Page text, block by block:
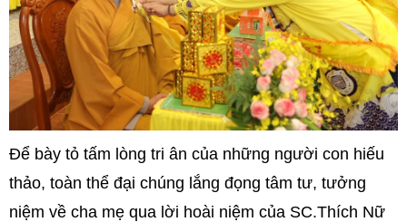
Để bày tỏ tấm lòng tri ân của những người con hiếu
thảo, toàn thể đại chúng lắng đọng tâm tư, tưởng
niệm về cha mẹ qua lời hoài niệm của SC.Thích Nữ